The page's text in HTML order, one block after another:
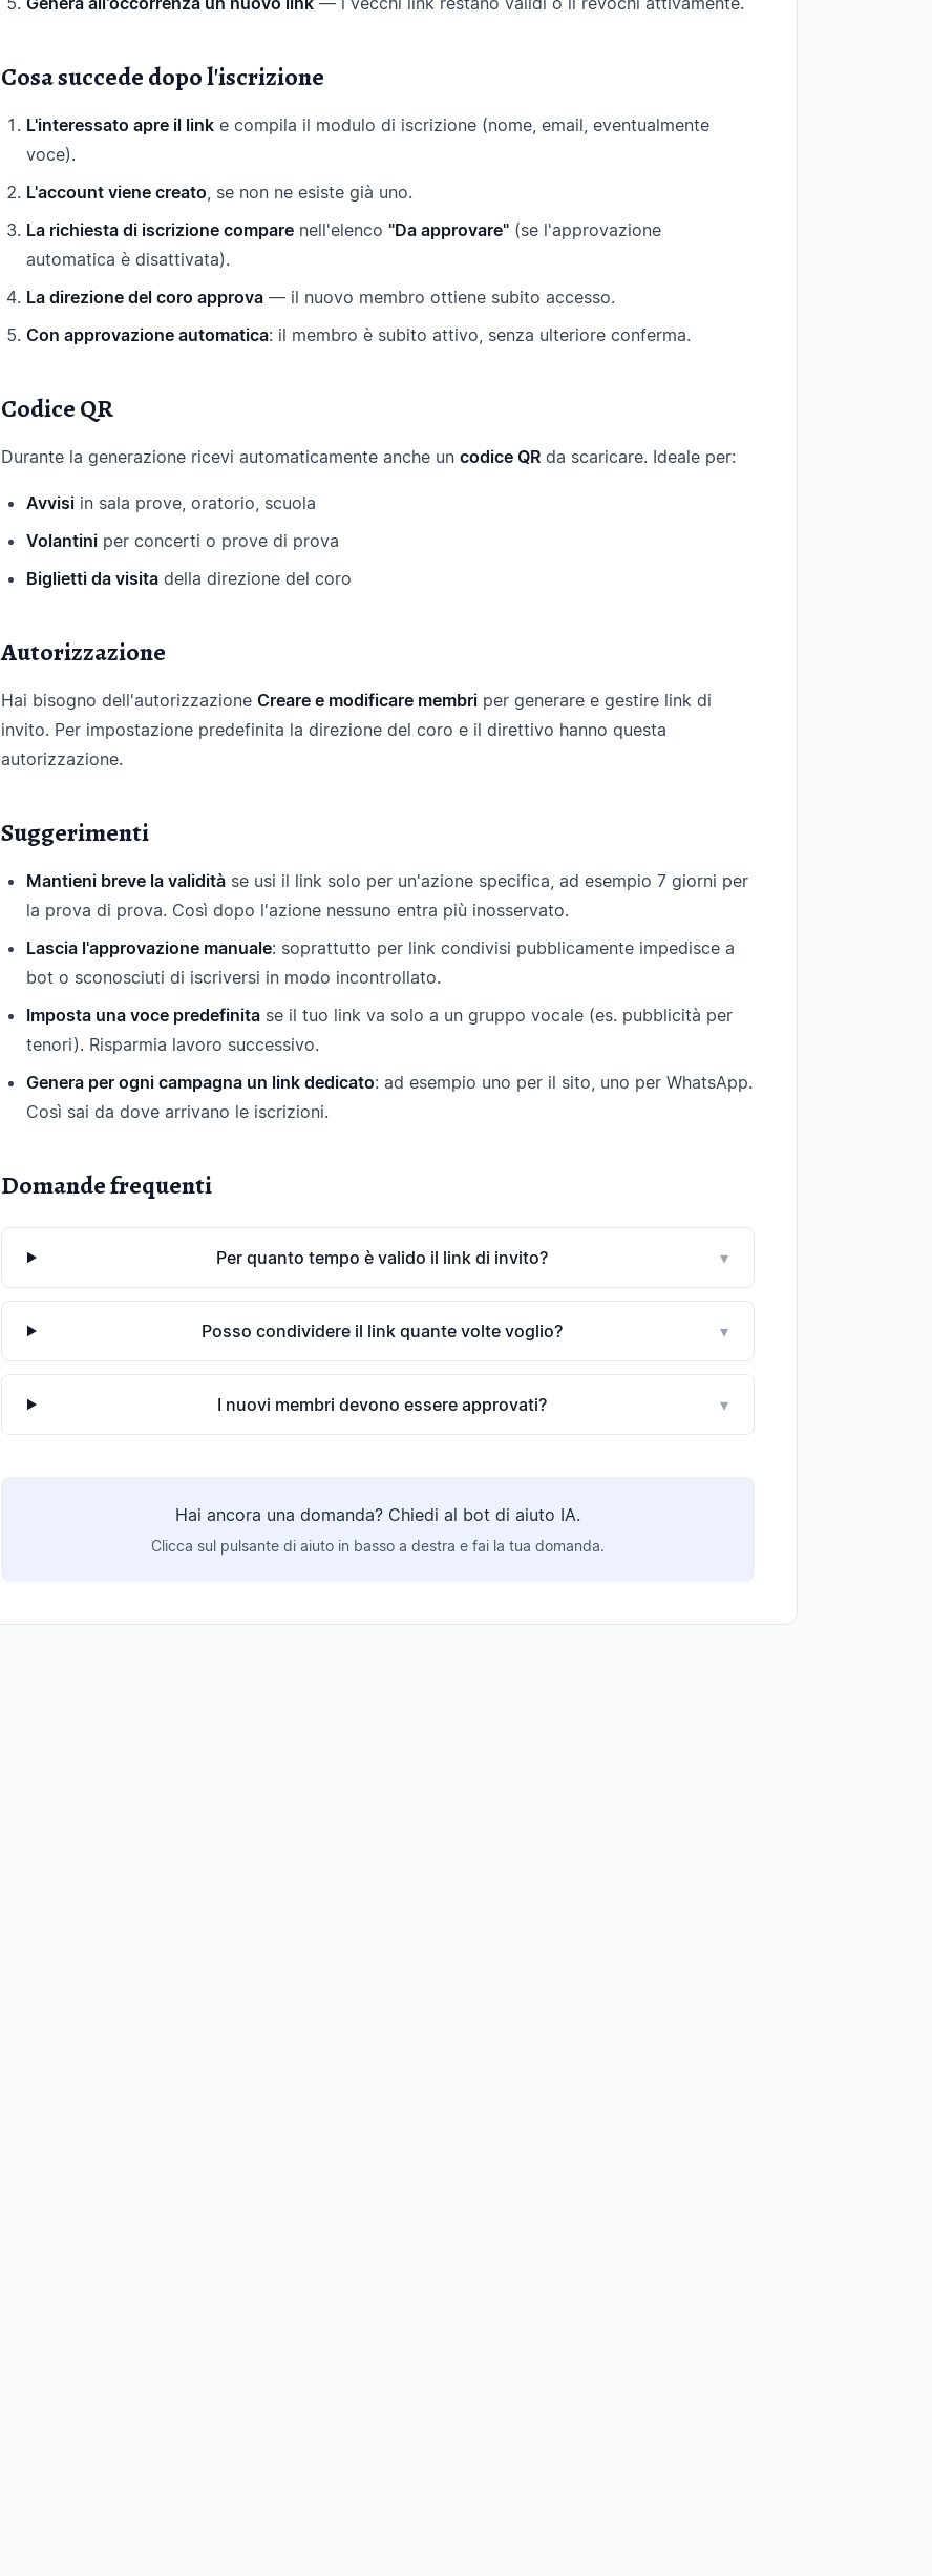
Cosa succede dopo l'iscrizione
L'interessato apre il link e compila il modulo di iscrizione (nome, email, eventualmente
voce).
L'account viene creato, se non ne esiste già uno.
La richiesta di iscrizione compare nell'elenco "Da approvare" (se l'approvazione
automatica è disattivata).
La direzione del coro approva — il nuovo membro ottiene subito accesso.
Con approvazione automatica: il membro è subito attivo, senza ulteriore conferma.
Codice QR
Durante la generazione ricevi automaticamente anche un codice QR da scaricare. Ideale per:
Avvisi in sala prove, oratorio, scuola
Volantini per concerti o prove di prova
Biglietti da visita della direzione del coro
Autorizzazione
Hai bisogno dell'autorizzazione Creare e modificare membri per generare e gestire link di
invito. Per impostazione predefinita la direzione del coro e il direttivo hanno questa
autorizzazione.
Suggerimenti
Mantieni breve la validità se usi il link solo per un'azione specifica, ad esempio 7 giorni per
la prova di prova. Così dopo l'azione nessuno entra più inosservato.
Lascia l'approvazione manuale: soprattutto per link condivisi pubblicamente impedisce a
bot o sconosciuti di iscriversi in modo incontrollato.
Imposta una voce predefinita se il tuo link va solo a un gruppo vocale (es. pubblicità per
tenori). Risparmia lavoro successivo.
Genera per ogni campagna un link dedicato: ad esempio uno per il sito, uno per WhatsApp.
Così sai da dove arrivano le iscrizioni.
Domande frequenti
Per quanto tempo è valido il link di invito? ▾
Posso condividere il link quante volte voglio? ▾
I nuovi membri devono essere approvati? ▾
Hai ancora una domanda? Chiedi al bot di aiuto IA.
Clicca sul pulsante di aiuto in basso a destra e fai la tua domanda.